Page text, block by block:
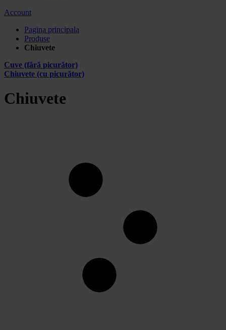
Account
Pagina principala
Produse
Chiuvete
Cuve (fără picurător)
Chiuvete (cu picurător)
Chiuvete